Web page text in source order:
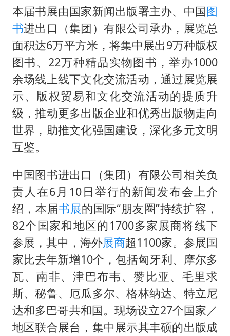
三警齐发！多地10级以上雷暴大风
乐享全民健身 共筑健康中国
本届书展由国家新闻出版署主办、中国图
书进出口（集团）有限公司承办，展览总
面积达6万平方米，将集中展出9万种版权
图书、22万种精品实物图书，举办1000
余场线上线下文化交流活动，通过展览展
示、版权贸易和文化交流活动的提质升
级，推动更多出版企业和优秀出版物走向
世界，助推文化强国建设，深化多元文明
互鉴。
中国图书进出口（集团）有限公司相关负
责人在6月10日举行的新闻发布会上介
绍，本届书展的国际“朋友圈”持续扩容，
82个国家和地区的1700多家展商将线下
参展，其中，海外展商超1100家。参展国
家比去年新增10个，包括匈牙利、摩尔多
瓦、南非、津巴布韦、赞比亚、毛里求
斯、秘鲁、厄瓜多尔、格林纳达、特立尼
达和多巴哥共和国。现场设立27个国家／
地区联合展台，集中展示其丰硕的出版成